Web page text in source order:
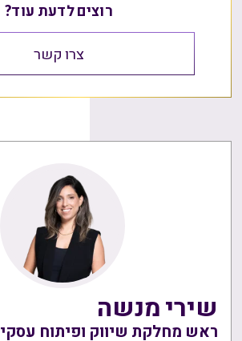
רוצים לדעת עוד?
צרו קשר
שירי מנשה
ראש מחלקת שיווק ופיתוח עסקי